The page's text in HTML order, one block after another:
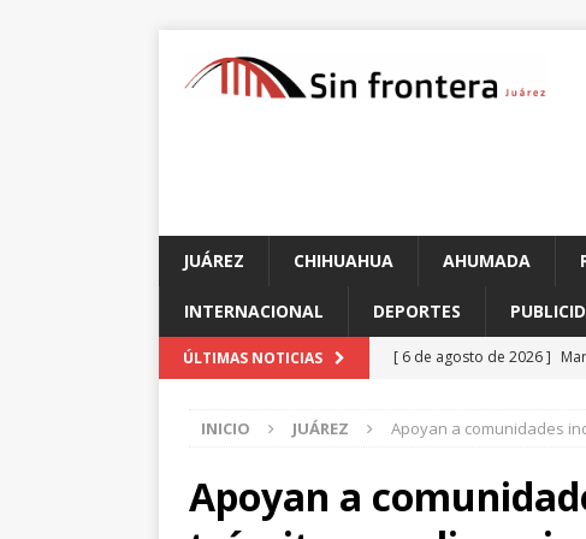
JUÁREZ CHIHUAHUA AHUMADA
INTERNACIONAL DEPORTES
ÚLTIMAS NOTICIAS [ 6 de agosto de 2026 ]
[ 5 de agosto de 2026 ]
corporación requiere al
INICIO JUÁREZ Apoyan a comunidades
Apoyan a